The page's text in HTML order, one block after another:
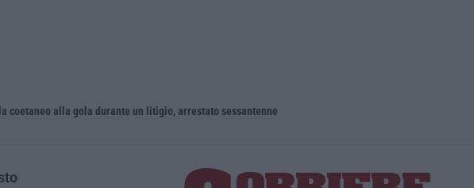
coetaneo alla gola durante un litigio, arrestato sessantenne